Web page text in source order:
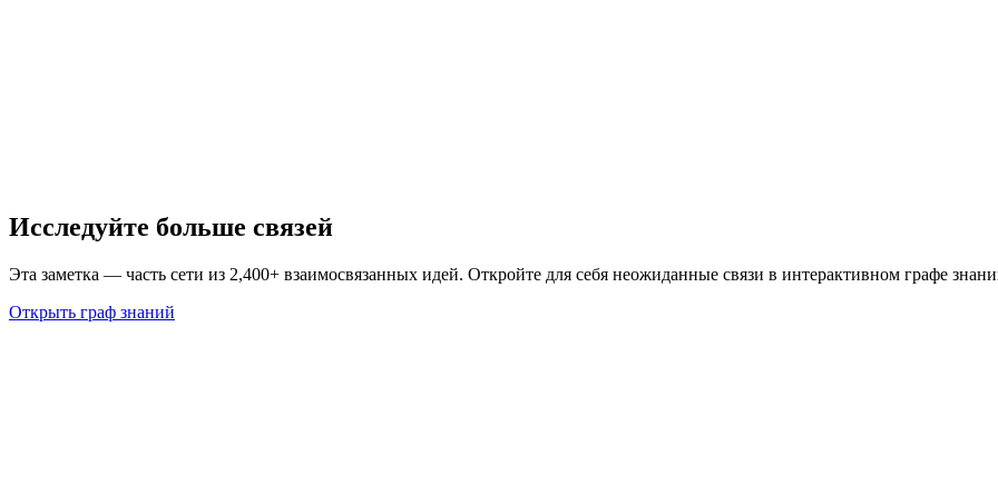
Исследуйте больше связей
Эта заметка — часть сети из 2,400+ взаимосвязанных идей. Откройте для себя неожиданные связи в интерактивном графе
Открыть граф знаний